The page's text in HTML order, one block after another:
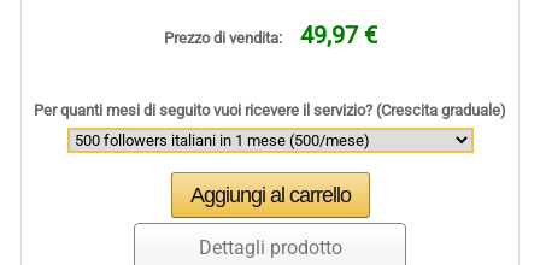
Prezzo di vendita: 49,97 €
Per quanti mesi di seguito vuoi ricevere il servizio? (Crescita graduale)
Dettagli prodotto